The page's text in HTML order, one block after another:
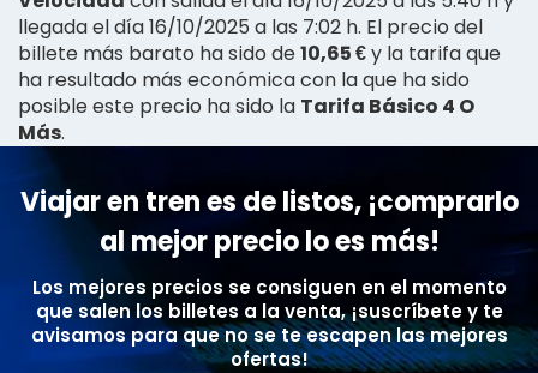
llegada el día 16/10/2025 a las 7:02 h. El precio del
billete más barato ha sido de10,65 €y la tarifa que
ha resultado más económica con la que ha sido
posible este precio ha sido la Tarifa Básico 4 O
Más.
Viajar en tren es de listos, ¡comprarlo
al mejor precio lo es más!
Los mejores precios se consiguen en el momento
que salen los billetes a la venta, ¡suscríbete y te
avisamos para que no se te escapen las mejores
ofertas!